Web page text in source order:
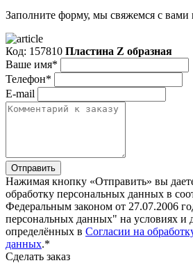
Заполните форму, мы свяжемся с
Код: 157810 Пластина Z образная
Ваше имя*
Телефон*
E-mail
Отправить
Нажимая кнопку «Отправить» вы
обработку персональных данных в
Федеральным законом от 27.07.2006
персональных данных" на условиях и
определённых в Согласии на
данных.*
Сделать заказ